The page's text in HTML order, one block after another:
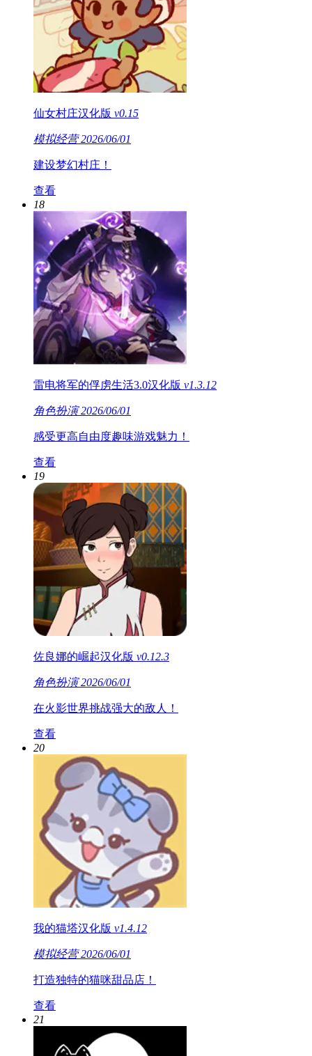
仙女村庄汉化版 v0.15
模拟经营2026/06/01
建设梦幻村庄！
查看
18
雷电将军的俘虏生活3.0汉化版 v1.3.12
角色扮演2026/06/01
感受更高自由度趣味游戏魅力！
查看
19
佐良娜的崛起汉化版 v0.12.3
角色扮演2026/06/01
在火影世界挑战强大的敌人！
查看
20
我的猫塔汉化版 v1.4.12
模拟经营2026/06/01
打造独特的猫咪甜品店！
查看
21